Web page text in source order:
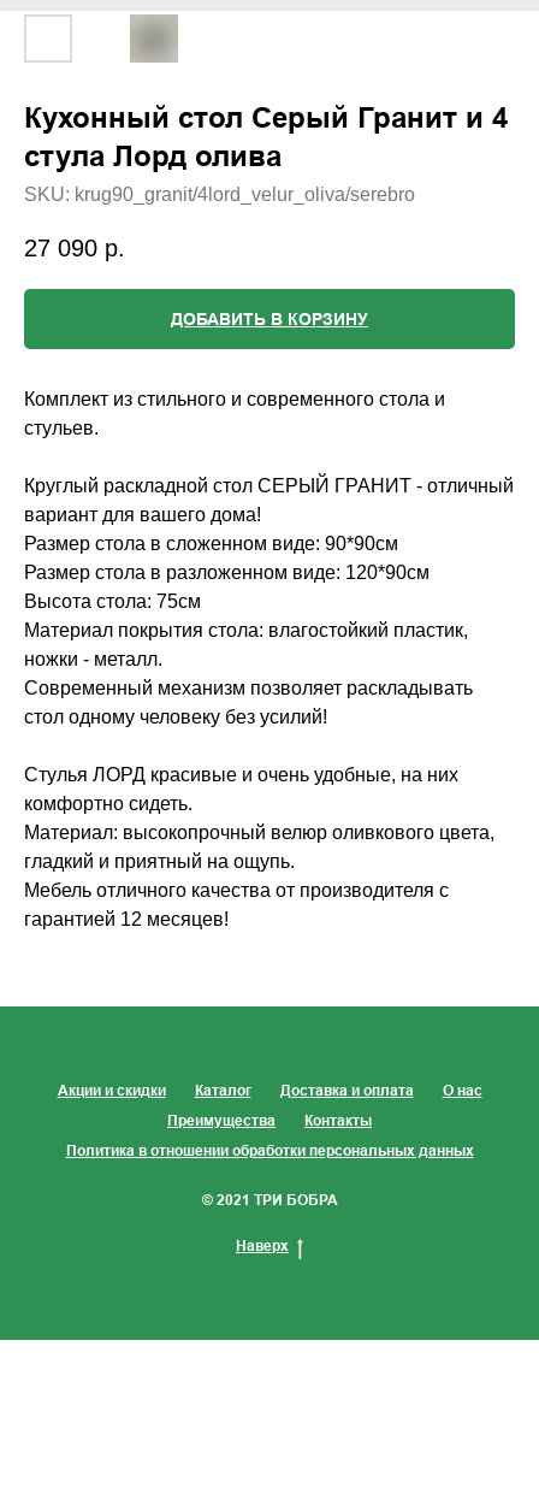
Кухонный стол Серый Гранит и 4
стула Лорд олива
SKU: krug90_granit/4lord_velur_oliva/serebro
27 090 р.
ДОБАВИТЬ В КОРЗИНУ
Комплект из стильного и современного стола и
стульев.
Круглый раскладной стол СЕРЫЙ ГРАНИТ - отличный
вариант для вашего дома!
Размер стола в сложенном виде: 90*90см
Размер стола в разложенном виде: 120*90см
Высота стола: 75см
Материал покрытия стола: влагостойкий пластик,
ножки - металл.
Современный механизм позволяет раскладывать
стол одному человеку без усилий!
Стулья ЛОРД красивые и очень удобные, на них
комфортно сидеть.
Материал: высокопрочный велюр оливкового цвета,
гладкий и приятный на ощупь.
Мебель отличного качества от производителя с
гарантией 12 месяцев!
Акции и скидки Каталог Доставка и оплата
О нас
Преимущества
Контакты
Политика в отношении обработки персональных данных
© 2021 ТРИ БОБРА
Наверх